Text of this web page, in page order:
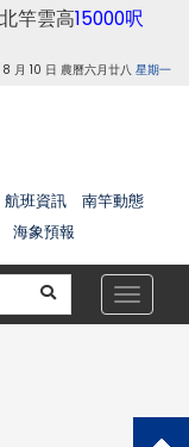
北竿雲高15000呎
8 月 10 日 農曆六月廿八 星期一
航班資訊
南竿動態
海象預報
Toggle